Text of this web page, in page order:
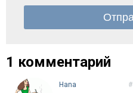
1 комментарий
Нana #